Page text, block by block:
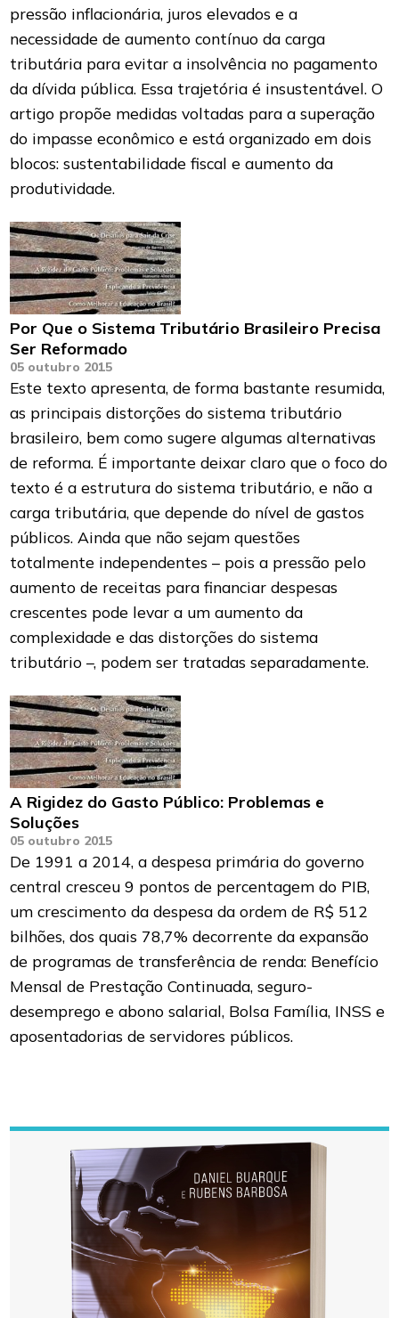
pressão inflacionária, juros elevados e a
necessidade de aumento contínuo da carga
tributária para evitar a insolvência no pagamento
da dívida pública. Essa trajetória é insustentável. O
artigo propõe medidas voltadas para a superação
do impasse econômico e está organizado em dois
blocos: sustentabilidade fiscal e aumento da
produtividade.
Por Que o Sistema Tributário Brasileiro Precisa
Ser Reformado
05 outubro 2015
Este texto apresenta, de forma bastante resumida,
as principais distorções do sistema tributário
brasileiro, bem como sugere algumas alternativas
de reforma. É importante deixar claro que o foco do
texto é a estrutura do sistema tributário, e não a
carga tributária, que depende do nível de gastos
públicos. Ainda que não sejam questões
totalmente independentes – pois a pressão pelo
aumento de receitas para financiar despesas
crescentes pode levar a um aumento da
complexidade e das distorções do sistema
tributário –, podem ser tratadas separadamente.
A Rigidez do Gasto Público: Problemas e
Soluções
05 outubro 2015
De 1991 a 2014, a despesa primária do governo
central cresceu 9 pontos de percentagem do PIB,
um crescimento da despesa da ordem de R$ 512
bilhões, dos quais 78,7% decorrente da expansão
de programas de transferência de renda: Benefício
Mensal de Prestação Continuada, seguro-
desemprego e abono salarial, Bolsa Família, INSS e
aposentadorias de servidores públicos.